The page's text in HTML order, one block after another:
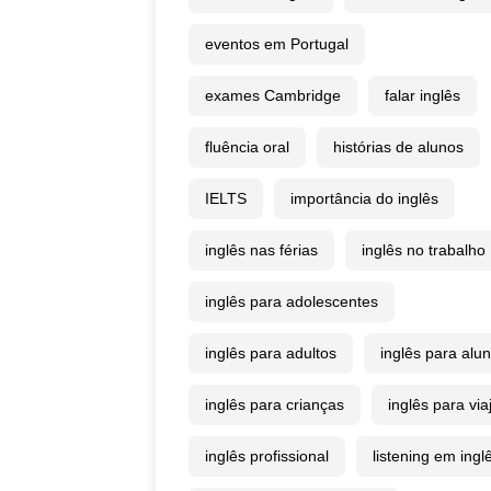
eventos em Portugal
exames Cambridge falar inglês
fluência oral histórias de alunos
IELTS importância do inglês
inglês nas férias inglês no trabalho
inglês para adolescentes
inglês para adultos inglês para
inglês para crianças inglês para
inglês profissional listening em